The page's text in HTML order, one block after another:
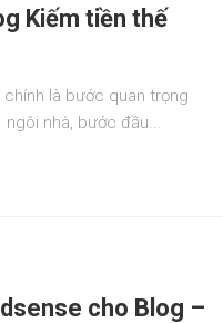
Kiếm tiền thế
là bước quan trọng
nhà, bước đầu...
cho Blog –